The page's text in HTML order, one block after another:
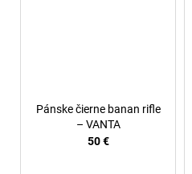
Pánske čierne banan rifle
– VANTA
50 €